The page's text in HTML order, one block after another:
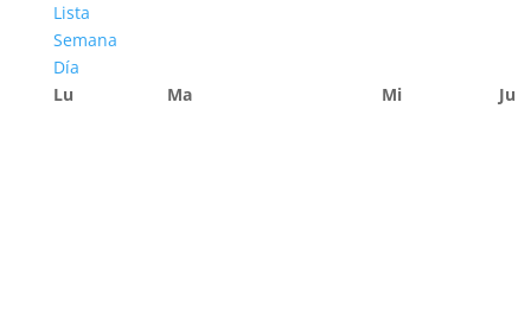
Lista
Semana
Día
Lu
Ma Mi Ju